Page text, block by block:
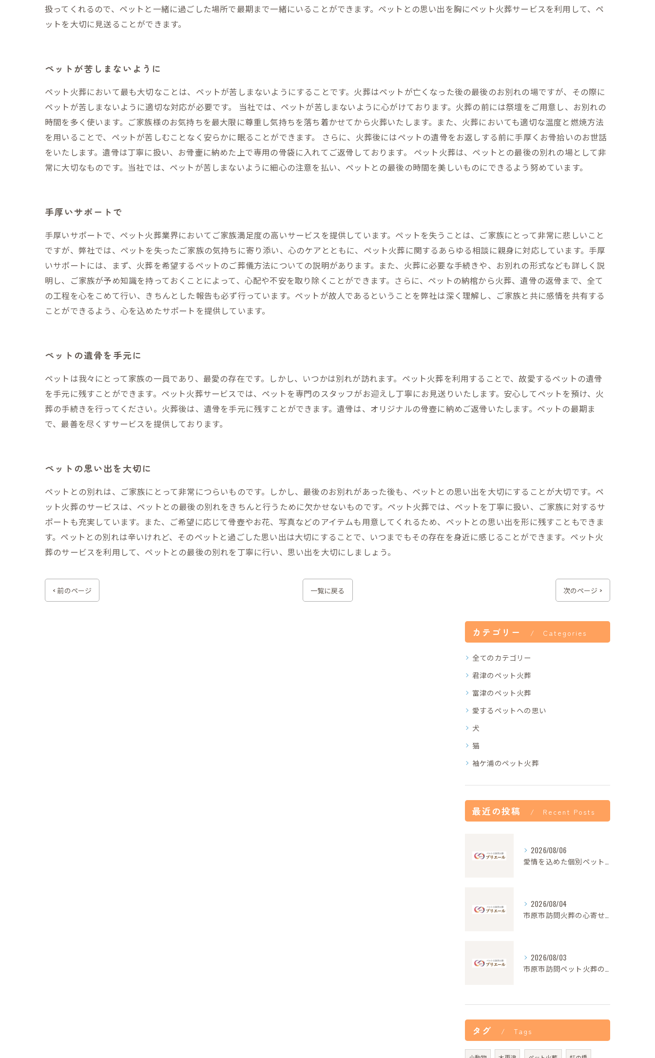
扱ってくれるので、ペットと一緒に過ごした場所で最期まで一緒にいることができます。ペットとの思い出を胸にペット火葬サービスを利用して、ペ
ットを大切に見送ることができます。
ペットが苦しまないように
ペット火葬において最も大切なことは、ペットが苦しまないようにすることです。火葬はペットが亡くなった後の最後のお別れの場ですが、その際に
ペットが苦しまないように適切な対応が必要です。 当社では、ペットが苦しまないように心がけております。火葬の前には祭壇をご用意し、お別れの
時間を多く使います。ご家族様のお気持ちを最大限に尊重し気持ちを落ち着かせてから火葬いたします。また、火葬においても適切な温度と燃焼方法
を用いることで、ペットが苦しむことなく安らかに眠ることができます。 さらに、火葬後にはペットの遺骨をお返しする前に手厚くお骨拾いのお世話
をいたします。遺骨は丁寧に扱い、お骨壷に納めた上で専用の骨袋に入れてご返骨しております。 ペット火葬は、ペットとの最後の別れの場として非
常に大切なものです。当社では、ペットが苦しまないように細心の注意を払い、ペットとの最後の時間を美しいものにできるよう努めています。
手厚いサポートで
手厚いサポートで、ペット火葬業界においてご家族満足度の高いサービスを提供しています。ペットを失うことは、ご家族にとって非常に悲しいこと
ですが、弊社では、ペットを失ったご家族の気持ちに寄り添い、心のケアとともに、ペット火葬に関するあらゆる相談に親身に対応しています。手厚
いサポートには、まず、火葬を希望するペットのご葬儀方法についての説明があります。また、火葬に必要な手続きや、お別れの形式なども詳しく説
明し、ご家族が予め知識を持っておくことによって、心配や不安を取り除くことができます。さらに、ペットの納棺から火葬、遺骨の返骨まで、全て
の工程を心をこめて行い、きちんとした報告も必ず行っています。ペットが故人であるということを弊社は深く理解し、ご家族と共に感情を共有する
ことができるよう、心を込めたサポートを提供しています。
ペットの遺骨を手元に
ペットは我々にとって家族の一員であり、最愛の存在です。しかし、いつかは別れが訪れます。ペット火葬を利用することで、故愛するペットの遺骨
を手元に残すことができます。ペット火葬サービスでは、ペットを専門のスタッフがお迎えし丁寧にお見送りいたします。安心してペットを預け、火
葬の手続きを行ってください。火葬後は、遺骨を手元に残すことができます。遺骨は、オリジナルの骨壺に納めご返骨いたします。ペットの最期ま
で、最善を尽くすサービスを提供しております。
ペットの思い出を大切に
ペットとの別れは、ご家族にとって非常につらいものです。しかし、最後のお別れがあった後も、ペットとの思い出を大切にすることが大切です。ペ
ット火葬のサービスは、ペットとの最後の別れをきちんと行うために欠かせないものです。ペット火葬では、ペットを丁寧に扱い、ご家族に対するサ
ポートも充実しています。また、ご希望に応じて骨壺やお花、写真などのアイテムも用意してくれるため、ペットとの思い出を形に残すこともできま
す。ペットとの別れは辛いけれど、そのペットと過ごした思い出は大切にすることで、いつまでもその存在を身近に感じることができます。ペット火
葬のサービスを利用して、ペットとの最後の別れを丁寧に行い、思い出を大切にしましょう。
< 前のページ 一覧に戻る 次のページ >
カテゴリー Categories
全てのカテゴリー
君津のペット火葬
富津のペット火葬
愛するペットへの思い
犬
猫
袖ケ浦のペット火葬
最近の投稿 Recent Posts
2026/08/06
愛情を込めた個別ペット火葬の大切さと流れ
2026/08/04
市原市訪問火葬の心寄せ24時間対応
2026/08/03
市原市訪問ペット火葬の安心サポート
タグ Tags